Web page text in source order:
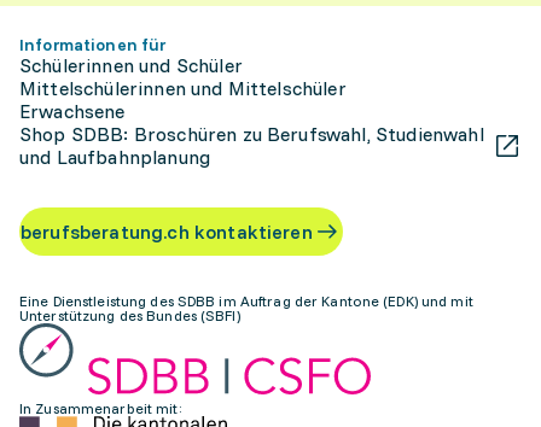
Informationen für
Schülerinnen und Schüler
Mittelschülerinnen und Mittelschüler
Erwachsene
Shop SDBB: Broschüren zu Berufswahl, Studienwahl
und Laufbahnplanung
berufsberatung.ch kontaktieren
Eine Dienstleistung des SDBB im Auftrag der Kantone (EDK) und mit
Unterstützung des Bundes (SBFI)
In Zusammenarbeit mit: